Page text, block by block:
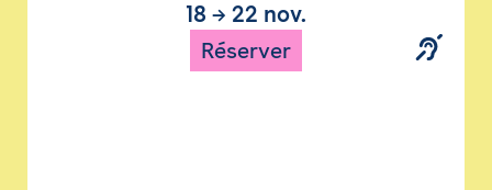
18 → 22 nov.
Réserver